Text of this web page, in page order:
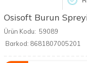
Osisoft Burun
Ürün Kodu: 59089
Barkod: 8681807005201